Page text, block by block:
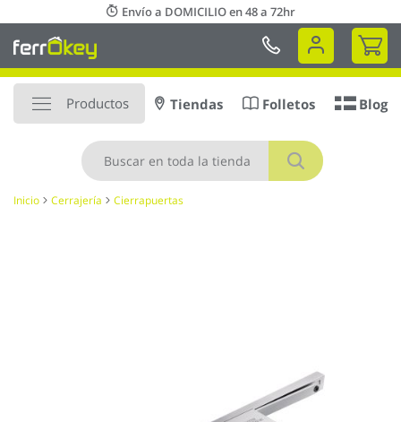
al
contenido
Envío a DOMICILIO en 48 a 72hr
Mi
Productos
Buscar
Tiendas Folletos Blog
Inicio Cerrajería Cierrapuertas